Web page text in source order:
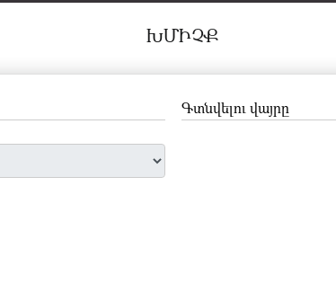
ԽՄԻՉՔ
Գտնվելու վայրը